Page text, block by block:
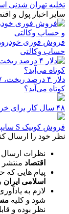
تخلیه تهران شدنی
سایر اخبار پول و
حساب وکالتی
کوتاه می‌آید؟
۴۸ سال کار برای خرید یک تویوتا کمری
فروش کوییک S سایپا از امروز آغاز شد؛ جزئیات ثبت‌نام و شرایط
نظر خود را ارسال
نظرات
اقتصاد منتشر
پیام هایی که
اسلامی ایران
لازم به
شود و کلیه
نظر بوده و